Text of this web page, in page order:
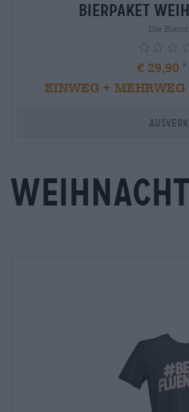
Bierpaket
Die
€ 29,90
EINWEG + MEHRWEG